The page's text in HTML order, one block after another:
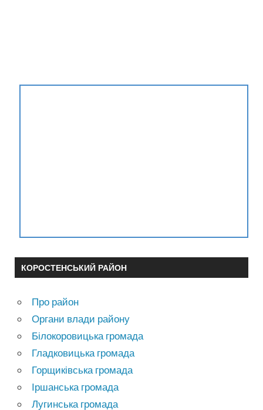
КОРОСТЕНСЬКИЙ РАЙОН
Про район
Органи влади району
Білокоровицька громада
Гладковицька громада
Горщиківська громада
Іршанська громада
Лугинська громада